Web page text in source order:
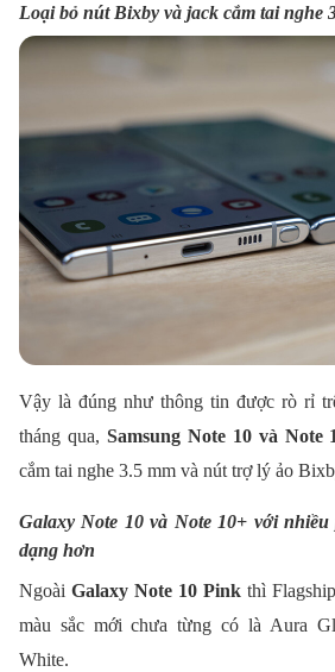
Loại bỏ nút Bixby và jack cắm tai nghe
Vậy là đúng như thông tin được rò rỉ
tháng qua, Samsung Note 10 và Note
cắm tai nghe 3.5 mm và nút trợ lý ảo
Galaxy Note 10 và Note 10+ với
dạng hơn
Ngoài Galaxy Note 10 Pinkthì
màu sắc mới chưa từng có là Aura
White.